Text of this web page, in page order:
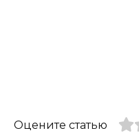
Оцените статью